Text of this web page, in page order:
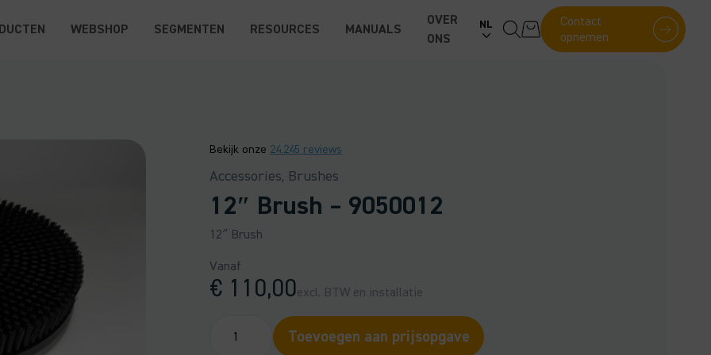
WEBSHOP SEGMENTEN RESOURCES MANUALS
OVER
ONS
NL
Contact
opnemen
Bekijk onze 24.245 reviews
Accessories, Brushes
12″ Brush – 9050012
12″ Brush
Vanaf
€ 110,00excl. BTW en installatie
Brush
Toevoegen aan prijsopgave